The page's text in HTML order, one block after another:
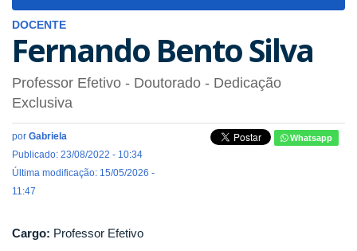
DOCENTE
Fernando Bento Silva
Professor Efetivo - Doutorado - Dedicação
Exclusiva
por Gabriela
Publicado: 23/08/2022 - 10:34
Última modificação: 15/05/2026 -
11:47
Whatsapp
Cargo: Professor Efetivo